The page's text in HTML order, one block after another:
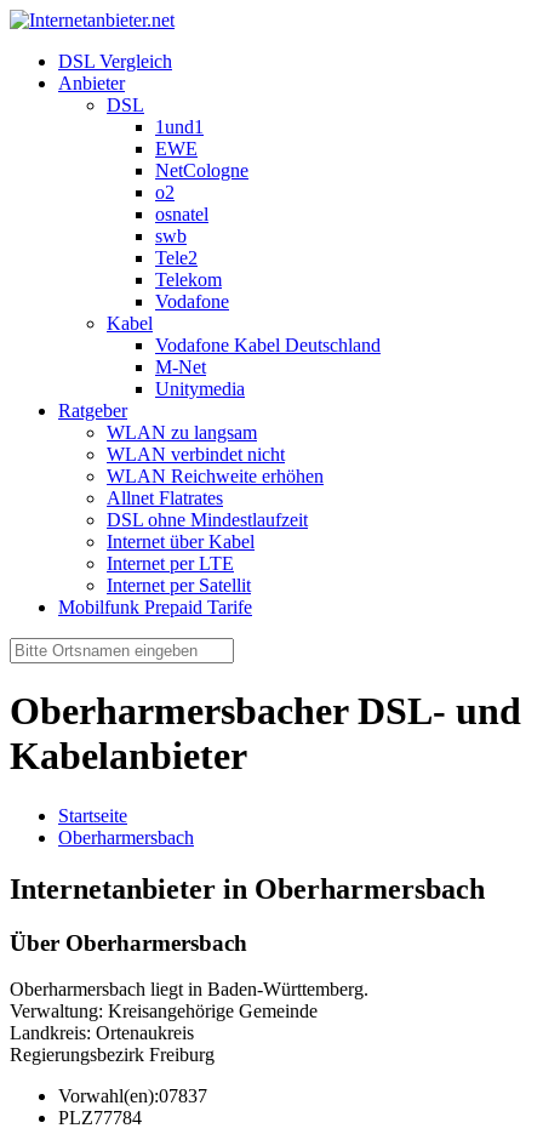
DSL Vergleich
Anbieter
DSL
1und1
EWE
NetCologne
o2
osnatel
swb
Tele2
Telekom
Vodafone
Kabel
Vodafone Kabel Deutschland
M-Net
Unitymedia
Ratgeber
WLAN zu langsam
WLAN verbindet nicht
WLAN Reichweite erhöhen
Allnet Flatrates
DSL ohne Mindestlaufzeit
Internet über Kabel
Internet per LTE
Internet per Satellit
Mobilfunk Prepaid Tarife
Oberharmersbacher DSL- und
Kabelanbieter
Startseite
Oberharmersbach
Internetanbieter in Oberharmersbach
Über Oberharmersbach
Oberharmersbach liegt in Baden-Württemberg.
Verwaltung: Kreisangehörige Gemeinde
Landkreis: Ortenaukreis
Regierungsbezirk Freiburg
Vorwahl(en):07837
PLZ77784